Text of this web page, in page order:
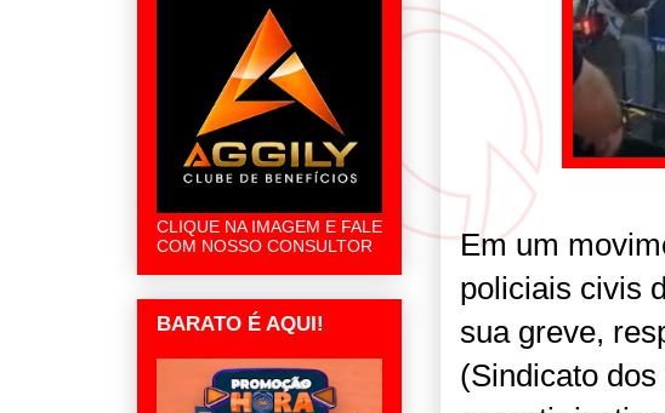
Em um
policiais civis
sua greve,
(Sindicato
CLIQUE NA IMAGEM E FALE
COM NOSSO CONSULTOR
BARATO É AQUI!